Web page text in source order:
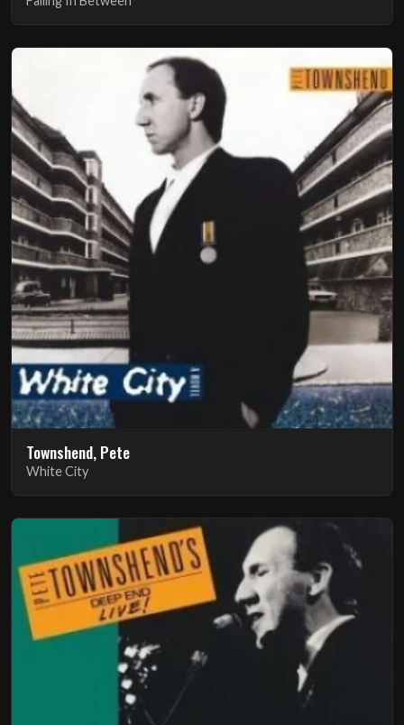
Townshend, Pete
White City